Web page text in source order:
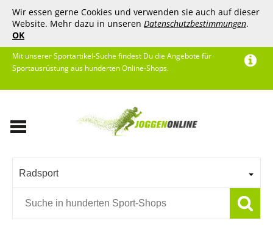
Wir essen gerne Cookies und verwenden sie auch auf dieser
Website. Mehr dazu in unseren Datenschutzbestimmungen.
OK
Mit unserer Sportartikel-Suche findest Du die Angebote für
Sportausrüstung aus hunderten Online-Shops.
Radsport